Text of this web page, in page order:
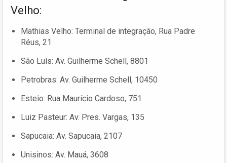
Velho:
Mathias Velho: Terminal de integração, Rua Padre
Réus, 21
São Luís: Av. Guilherme Schell, 8801
Petrobras: Av. Guilherme Schell, 10450
Esteio: Rua Maurício Cardoso, 751
Luiz Pasteur: Av. Pres. Vargas, 135
Sapucaia: Av. Sapucaia, 2107
Unisinos: Av. Mauá, 3608